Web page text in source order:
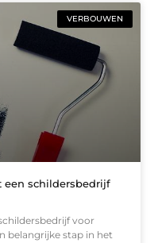
VERBOUWEN
een schildersbedrijf
voor
belangrijke stap in het